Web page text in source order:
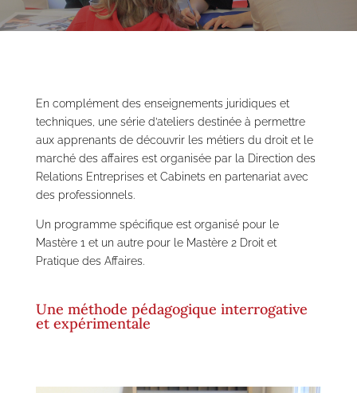
En complément des enseignements juridiques et
techniques, une série d’ateliers destinée à permettre
aux apprenants de découvrir les métiers du droit et le
marché des affaires est organisée par la Direction des
Relations Entreprises et Cabinets en partenariat avec
des professionnels.
Un programme spécifique est organisé pour le
Mastère 1 et un autre pour le Mastère 2 Droit et
Pratique des Affaires.
Une méthode pédagogique interrogative
et expérimentale